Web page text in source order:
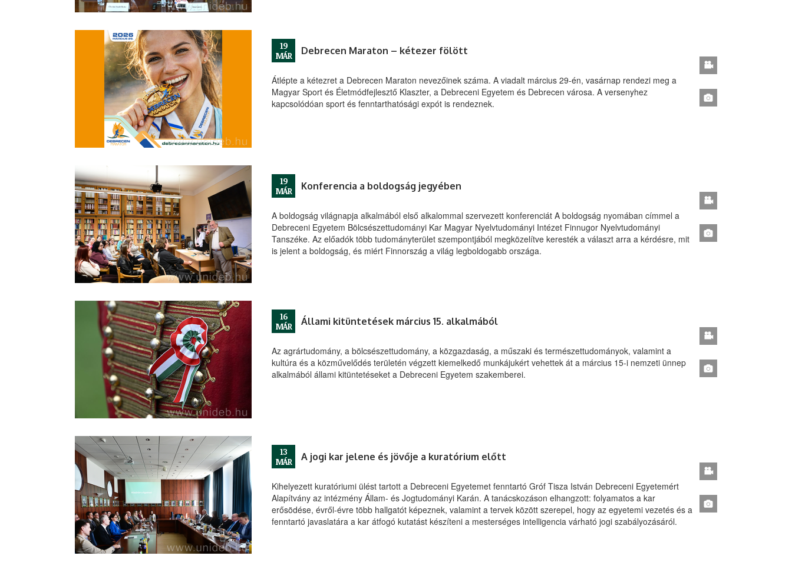
19
MÁR
Debrecen Maraton – kétezer fölött
Átlépte a kétezret a Debrecen Maraton nevezőinek száma. A viadalt március 29-én, vasárnap rendezi meg a
Magyar Sport és Életmódfejlesztő Klaszter, a Debreceni Egyetem és Debrecen városa. A versenyhez
kapcsolódóan sport és fenntarthatósági expót is rendeznek.
19
MÁR
Konferencia a boldogság jegyében
A boldogság világnapja alkalmából első alkalommal szervezett konferenciát A boldogság nyomában címmel a
Debreceni Egyetem Bölcsészettudományi Kar Magyar Nyelvtudományi Intézet Finnugor Nyelvtudományi
Tanszéke. Az előadók több tudományterület szempontjából megközelítve keresték a választ arra a kérdésre, mit
is jelent a boldogság, és miért Finnország a világ legboldogabb országa.
16
MÁR
Állami kitüntetések március 15. alkalmából
Az agrártudomány, a bölcsészettudomány, a közgazdaság, a műszaki és természettudományok, valamint a
kultúra és a közművelődés területén végzett kiemelkedő munkájukért vehettek át a március 15-i nemzeti ünnep
alkalmából állami kitüntetéseket a Debreceni Egyetem szakemberei.
13
MÁR
A jogi kar jelene és jövője a kuratórium előtt
Kihelyezett kuratóriumi ülést tartott a Debreceni Egyetemet fenntartó Gróf Tisza István Debreceni Egyetemért
Alapítvány az intézmény Állam- és Jogtudományi Karán. A tanácskozáson elhangzott: folyamatos a kar
erősödése, évről-évre több hallgatót képeznek, valamint a tervek között szerepel, hogy az egyetemi vezetés és a
fenntartó javaslatára a kar átfogó kutatást készíteni a mesterséges intelligencia várható jogi szabályozásáról.